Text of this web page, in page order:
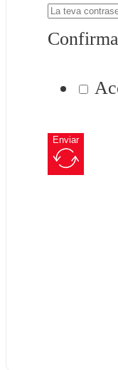
Enviar